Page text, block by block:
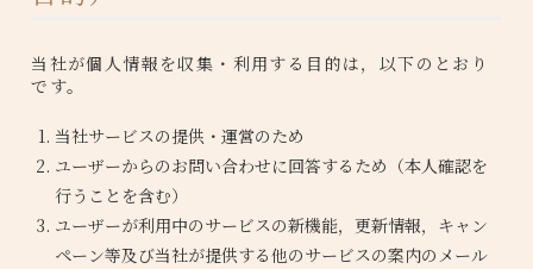
当社が個人情報を収集・利用する目的は，以下のとおり
です。
当社サービスの提供・運営のため
ユーザーからのお問い合わせに回答するため（本人確認を
行うことを含む）
ユーザーが利用中のサービスの新機能，更新情報，キャン
ペーン等及び当社が提供する他のサービスの案内のメール